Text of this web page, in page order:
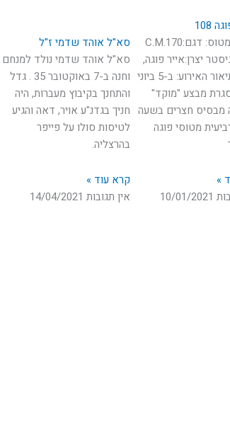
108
פרטי המטוס: דגם:C.M.170
יצרן:אייר פוגה,
צרפת תיאור האירוע: ב-5 ביוני
מבצע "מוקד"
מבסיס חצרים בשעה
רביעית מטוסי פוגה
»
10/01/2021
סא"ל אוהד שדמי ז"ל
סא"ל אוהד שדמי נולד למנחם
וחנה ב-7 באוקטובר 35 . גדל
והתחנך בקיבוץ מעברות, היה
חניך בגדנ"ע אויר, דאה והגיע
לטיסות סולו על פייפר
בהרצליה.
קרא עוד »
אין תגובות 14/04/2021